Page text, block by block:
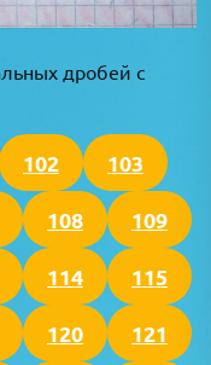
дробей с
102 103
108 109
114 115
120 121